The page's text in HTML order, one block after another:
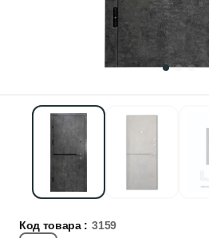
Код товара : 3159